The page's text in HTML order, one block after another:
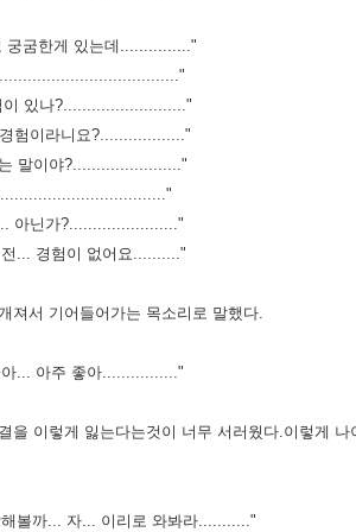
궁굼한게 있는데..............."
이 있나?.........................."
험이라니요?.................."
말이야?......................."
아닌가?......................."
... 경험이 없어요.........."
져서 기어들어가는 목소리로 말했다.
... 아주 좋아................"
을 이렇게 잃는다는것이 너무 서러웠다.이렇게
볼까... 자... 이리로 와봐라..........."